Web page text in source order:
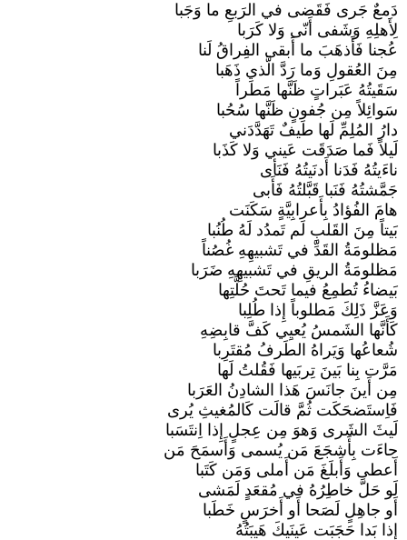
دَمعٌ جَرى فَقَضى في الرَبعِ ما وَجَبا
لِأَهلِهِ وَشَفى أَنّى وَلا كَرَبا
عُجنا فَأَذهَبَ ما أَبقى الفِراقُ لَنا
مِنَ العُقولِ وَما رَدَّ الَّذي ذَهَبا
سَقَيتُهُ عَبَراتٍ ظَنَّها مَطَراً
سَوائِلاً مِن جُفونٍ ظَنَّها سُحُبا
دارُ المُلِمِّ لَها طَيفٌ تَهَدَّدَني
لَيلاً فَما صَدَقَت عَيني وَلا كَذَبا
ناءَيتُهُ فَدَنا أَدنَيتُهُ فَنَأى
جَمَّشتُهُ فَنَبا قَبَّلتُهُ فَأَبى
هامَ الفُؤادُ بِأَعرابِيَّةٍ سَكَنَت
بَيتاً مِنَ القَلبِ لَم تَمدُد لَهُ طُنُبا
مَظلومَةُ القَدِّ في تَشبيهِهِ غُصُناً
مَظلومَةُ الريقِ في تَشبيهِهِ ضَرَبا
بَيضاءُ تُطمِعُ فيما تَحتَ حُلَّتِها
وَعَزَّ ذَلِكَ مَطلوباً إِذا طُلِبا
كَأَنَّها الشَمسُ يُعيِي كَفَّ قابِضِهِ
شُعاعُها وَيَراهُ الطَرفُ مُقتَرِبا
مَرَّت بِنا بَينَ تِربَيها فَقُلتُ لَها
مِن أَينَ جانَسَ هَذا الشادِنُ العَرَبا
فَاِستَضحَكَت ثُمَّ قالَت كَالمُغيثِ يُرى
لَيثَ الشَرى وَهوَ مِن عِجلٍ إِذا اِنتَسَبا
جاءَت بِأَشجَعَ مَن يُسمى وَأَسمَحَ مَن
أَعطى وَأَبلَغَ مَن أَملى وَمَن كَتَبا
لَو حَلَّ خاطِرُهُ في مُقعَدٍ لَمَشى
أَو جاهِلٍ لَصَحا أَو أَخرَسٍ خَطَبا
إِذا بَدا حَجَبَت عَينَيكَ هَيبَتُهُ